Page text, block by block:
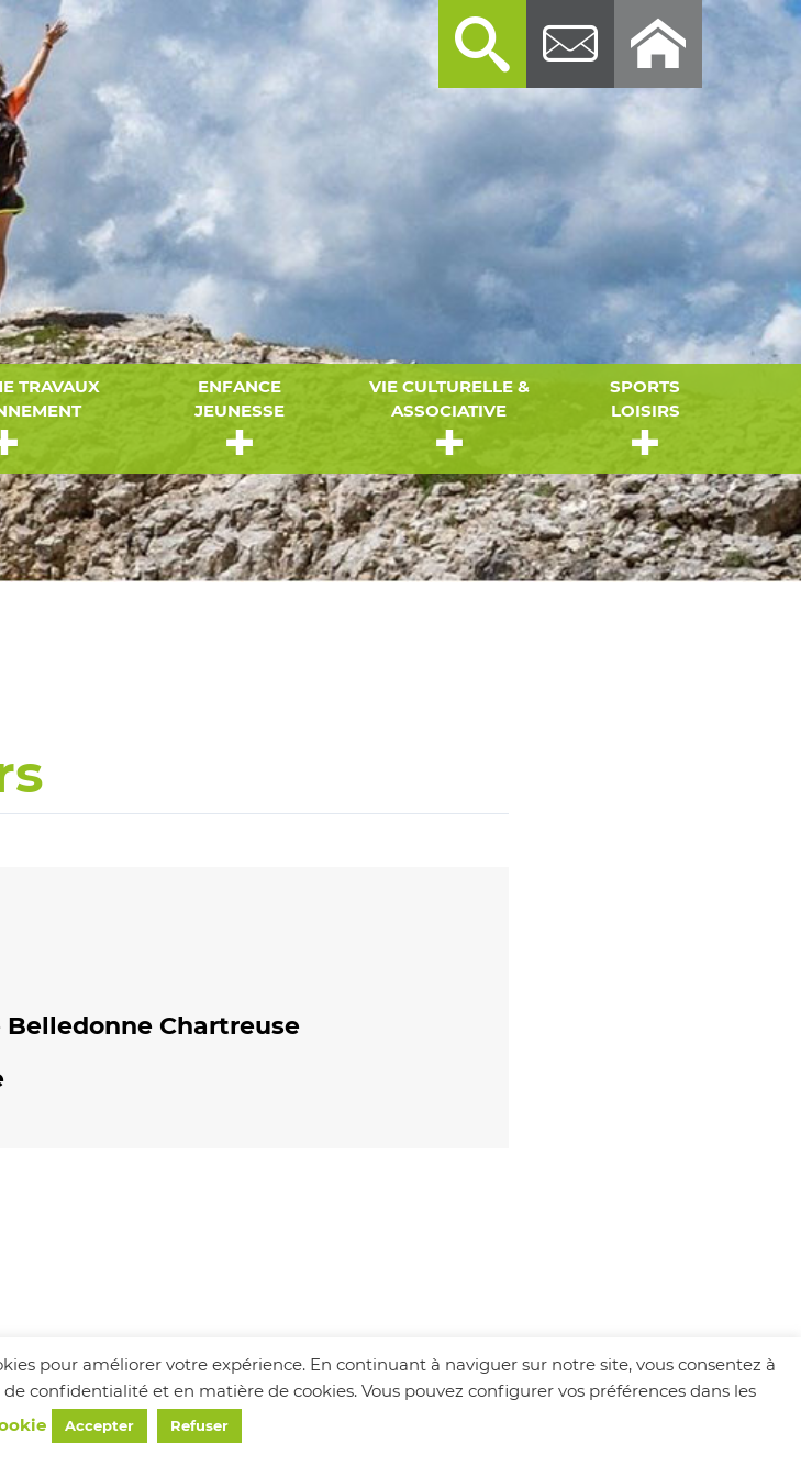
TRAVAUX
ENFANCE
JEUNESSE
VIE CULTURELLE &
ASSOCIATIVE
SPORTS
LOISIRS
Chartreuse
pour améliorer votre expérience. En continuant à naviguer sur notre site, vous consentez à
confidentialité et en matière de cookies. Vous pouvez configurer vos préférences dans les
Accepter Refuser